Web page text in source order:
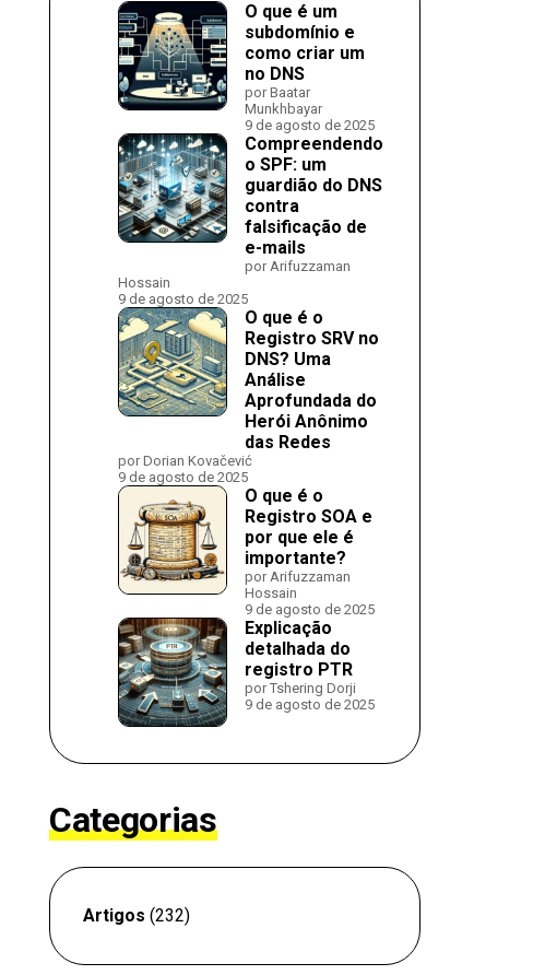
O que é um
subdomínio e
como criar um
no DNS
por Baatar
Munkhbayar
9 de agosto de 2025
Compreendendo
o SPF: um
guardião do DNS
contra
falsificação de
e-mails
por Arifuzzaman
Hossain
9 de agosto de 2025
O que é o
Registro SRV no
DNS? Uma
Análise
Aprofundada do
Herói Anônimo
das Redes
por Dorian Kovačević
9 de agosto de 2025
O que é o
Registro SOA e
por que ele é
importante?
por Arifuzzaman
Hossain
9 de agosto de 2025
Explicação
detalhada do
registro PTR
por Tshering Dorji
9 de agosto de 2025
Categorias
Artigos (232)